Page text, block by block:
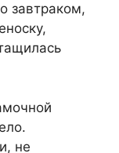
завтраком,
не